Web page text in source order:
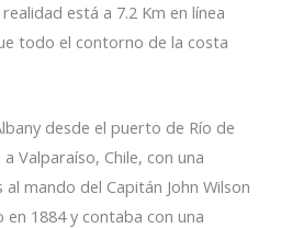
está a 7.2 Km en línea
todo el contorno de la costa
desde el puerto de Río de
Valparaíso, Chile, con una
mando del Capitán John Wilson
1884 y contaba con una